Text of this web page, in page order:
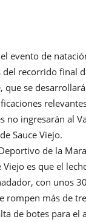
evento de
recorrido final
que se
no ingresarán al
Sauce Viejo.
de la
Viejo es que el
con unos
rompen más de
de botes para el